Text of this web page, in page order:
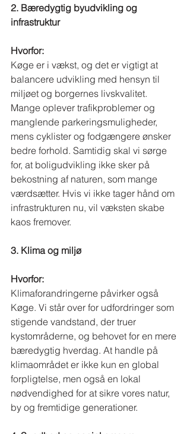
2. Bæredygtig byudvikling og
infrastruktur
Hvorfor:
Køge er i vækst, og det er vigtigt at
balancere udvikling med hensyn til
miljøet og borgernes livskvalitet.
Mange oplever trafikproblemer og
manglende parkeringsmuligheder,
mens cyklister og fodgængere ønsker
bedre forhold. Samtidig skal vi sørge
for, at boligudvikling ikke sker på
bekostning af naturen, som mange
værdsætter. Hvis vi ikke tager hånd om
infrastrukturen nu, vil væksten skabe
kaos fremover.
3. Klima og miljø
Hvorfor:
Klimaforandringerne påvirker også
Køge. Vi står over for udfordringer som
stigende vandstand, der truer
kystområderne, og behovet for en mere
bæredygtig hverdag. At handle på
klimaområdet er ikke kun en global
forpligtelse, men også en lokal
nødvendighed for at sikre vores natur,
by og fremtidige generationer.